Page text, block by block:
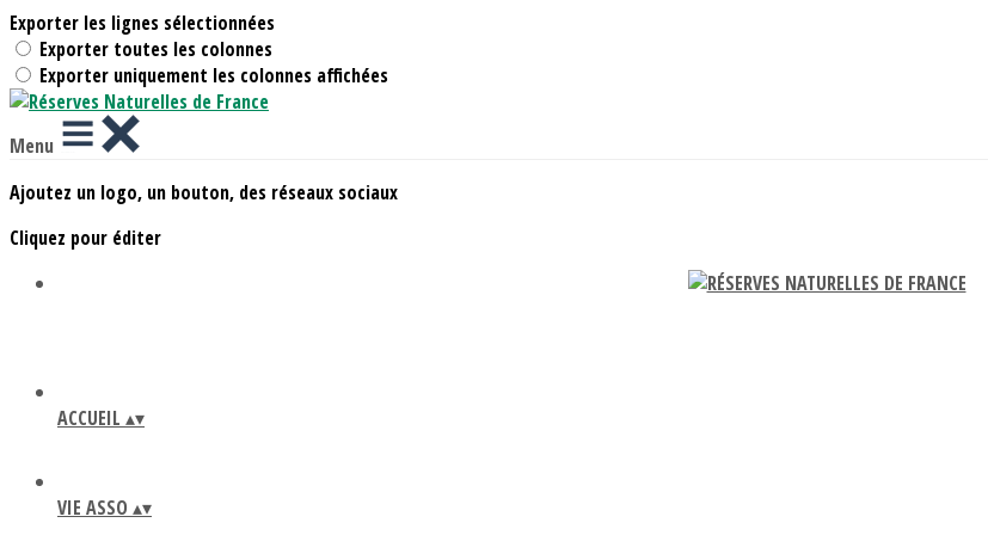
Exporter les lignes sélectionnées
Exporter toutes les colonnes
Exporter uniquement les colonnes affichées
Menu
Ajoutez un logo, un bouton, des réseaux sociaux
Cliquez pour éditer
ACCUEIL ▴▾
VIE ASSO ▴▾